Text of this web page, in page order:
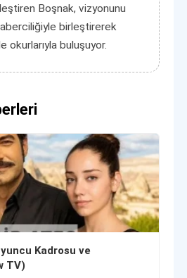
Boşnak, vizyonunu
birleştirerek
okurlarıyla buluşuyor.
Kadrosu ve
TV)